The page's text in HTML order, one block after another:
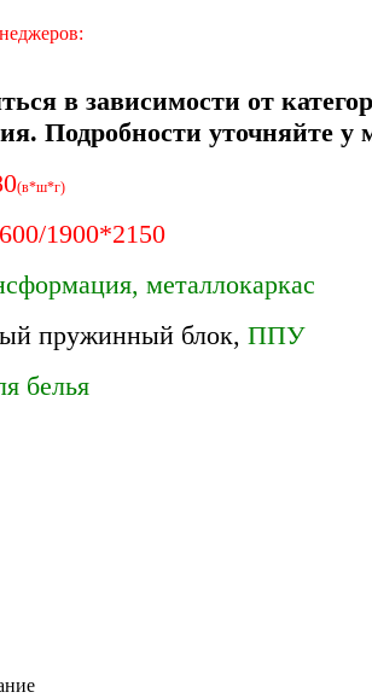
в зависимости от
Подробности уточняйте у
(в*ш*г)
1900*2150
металлокаркас
пружинный блок, ППУ
белья